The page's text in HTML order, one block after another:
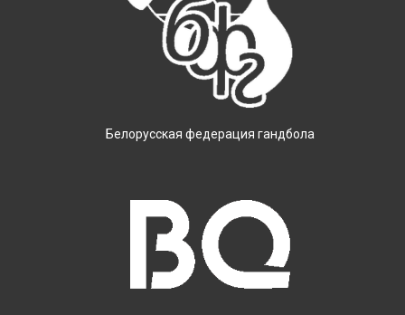
Белорусская федерация гандбола